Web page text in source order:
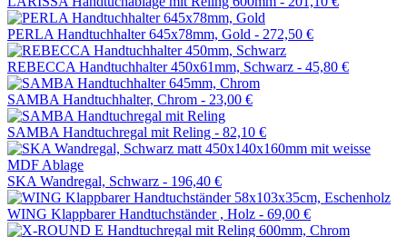
PERLA Handtuchhalter 645x78mm, Gold - 272,50 €
REBECCA Handtuchhalter 450x61mm, Schwarz - 45,80 €
SAMBA Handtuchhalter, Chrom - 23,00 €
SAMBA Handtuchregal mit Reling - 82,10 €
SKA Wandregal, Schwarz - 196,40 €
WING Klappbarer Handtuchständer , Holz - 69,00 €